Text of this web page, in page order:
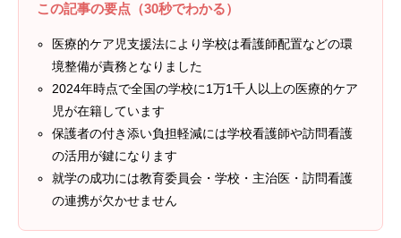
この記事の要点（30秒でわかる）
医療的ケア児支援法により学校は看護師配置などの環
境整備が責務となりました
2024年時点で全国の学校に1万1千人以上の医療的ケア
児が在籍しています
保護者の付き添い負担軽減には学校看護師や訪問看護
の活用が鍵になります
就学の成功には教育委員会・学校・主治医・訪問看護
の連携が欠かせません